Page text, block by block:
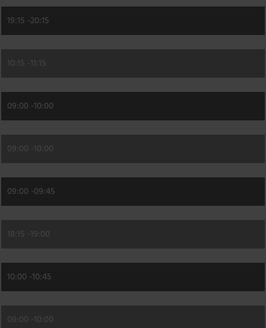
19:15 -20:15
10:15 - 11:15
09:00 -10:00
09:00 - 10:00
09:00 -09:45
18:15 - 19:00
10:00 -10:45
09:00 - 10:00